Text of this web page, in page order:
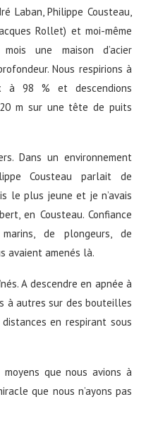
Laban, Philippe Cousteau,
Rollet) et moi-même
une maison d’acier
Nous respirions à
à 98 % et descendions
m sur une tête de puits
Dans un environnement
Cousteau parlait de
le plus jeune et je n’avais
en Cousteau. Confiance
de plongeurs, de
avaient amenés là.
A descendre en apnée à
à autres sur des bouteilles
en respirant sous
que nous avions à
que nous n’ayons pas